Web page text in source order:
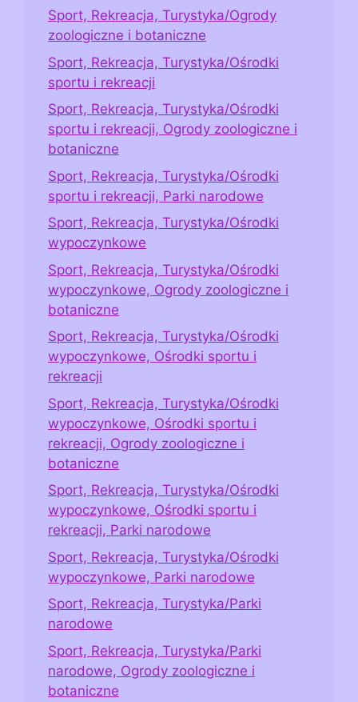
Sport, Rekreacja, Turystyka/Ogrody
zoologiczne i botaniczne
Sport, Rekreacja, Turystyka/Ośrodki
sportu i rekreacji
Sport, Rekreacja, Turystyka/Ośrodki
sportu i rekreacji, Ogrody zoologiczne i
botaniczne
Sport, Rekreacja, Turystyka/Ośrodki
sportu i rekreacji, Parki narodowe
Sport, Rekreacja, Turystyka/Ośrodki
wypoczynkowe
Sport, Rekreacja, Turystyka/Ośrodki
wypoczynkowe, Ogrody zoologiczne i
botaniczne
Sport, Rekreacja, Turystyka/Ośrodki
wypoczynkowe, Ośrodki sportu i
rekreacji
Sport, Rekreacja, Turystyka/Ośrodki
wypoczynkowe, Ośrodki sportu i
rekreacji, Ogrody zoologiczne i
botaniczne
Sport, Rekreacja, Turystyka/Ośrodki
wypoczynkowe, Ośrodki sportu i
rekreacji, Parki narodowe
Sport, Rekreacja, Turystyka/Ośrodki
wypoczynkowe, Parki narodowe
Sport, Rekreacja, Turystyka/Parki
narodowe
Sport, Rekreacja, Turystyka/Parki
narodowe, Ogrody zoologiczne i
botaniczne